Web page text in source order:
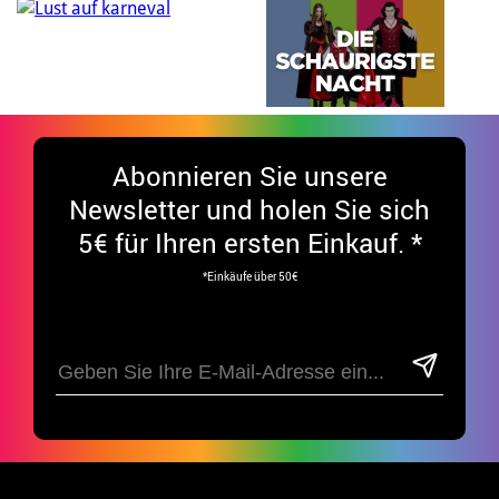
Abonnieren Sie unsere
Newsletter und holen Sie sich
5€ für Ihren ersten Einkauf. *
*Einkäufe über 50€